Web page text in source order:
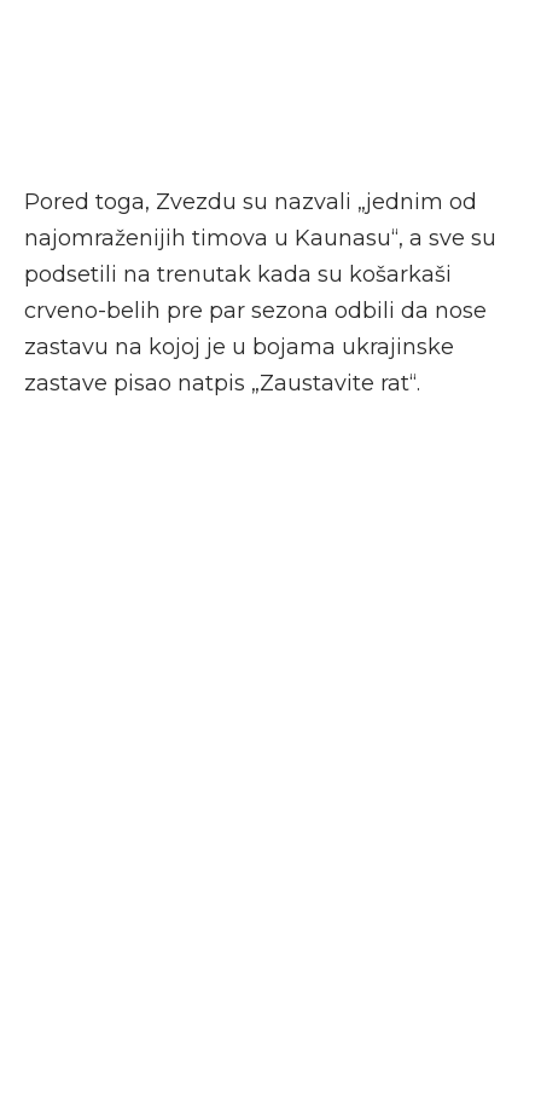
Pored toga, Zvezdu su nazvali „jednim od
najomraženijih timova u Kaunasu“, a sve su
podsetili na trenutak kada su košarkaši
crveno-belih pre par sezona odbili da nose
zastavu na kojoj je u bojama ukrajinske
zastave pisao natpis „Zaustavite rat“.